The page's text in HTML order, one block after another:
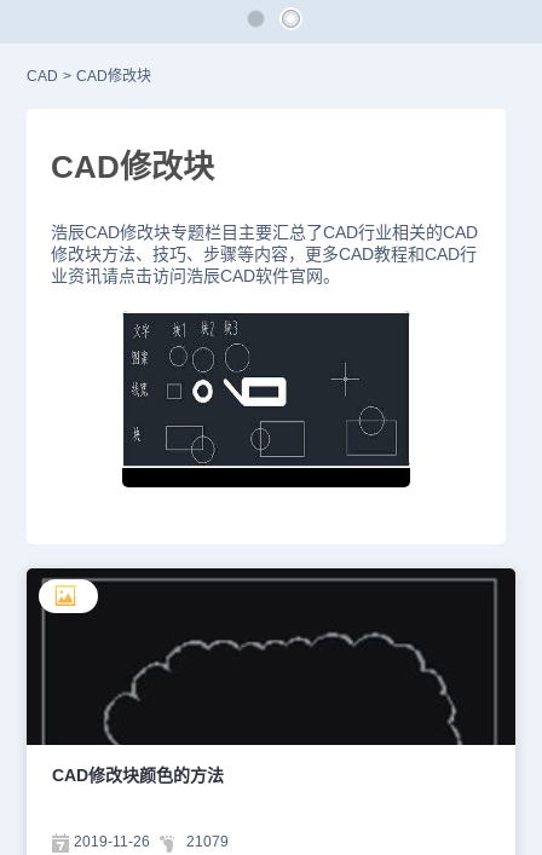
CAD > CAD修改块
CAD修改块
浩辰CAD修改块专题栏目主要汇总了CAD行业相关的CAD
修改块方法、技巧、步骤等内容，更多CAD教程和CAD行
业资讯请点击访问浩辰CAD软件官网。
CAD修改块颜色的方法
2019-11-26 21079